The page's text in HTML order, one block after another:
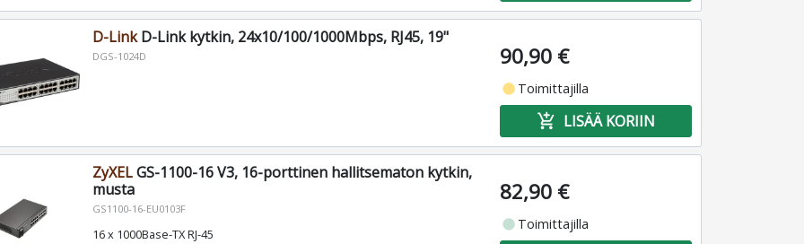
D-LinkD-Link kytkin, 24x10/100/1000Mbps, RJ45, 19"
DGS-1024D 90,90 €
fiber_manual_record Toimittajilla
add_shopping_cart LISÄÄ KORIIN
ZyXELGS-1100-16 V3, 16-porttinen hallitsematon kytkin,
musta
GS1100-16-EU0103F
16 x 1000Base-TX RJ-45
82,90 €
fiber_manual_record Toimittajilla